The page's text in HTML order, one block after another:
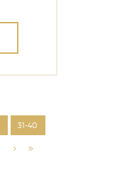
31-40